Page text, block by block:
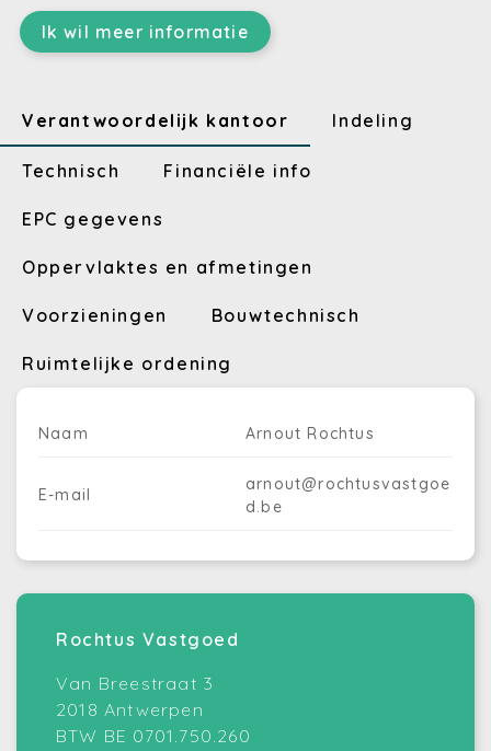
Ik wil meer informatie
Verantwoordelijk kantoor Indeling
Technisch Financiële info
EPC gegevens
Oppervlaktes en afmetingen
Voorzieningen Bouwtechnisch
Ruimtelijke ordening
Naam Arnout Rochtus
E-mail
arnout@rochtusvastgoe
d.be
Rochtus Vastgoed
Van Breestraat 3
2018 Antwerpen
BTW BE 0701.750.260